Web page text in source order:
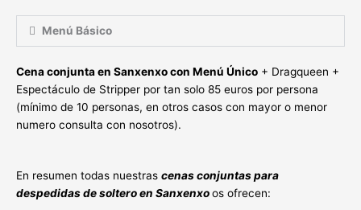
Menú Básico
Cena conjunta en Sanxenxo con Menú Único + Dragqueen +
Espectáculo de Stripper por tan solo 85 euros por persona
(mínimo de 10 personas, en otros casos con mayor o menor
numero consulta con nosotros).
En resumen todas nuestras cenas conjuntas para
despedidas de soltero en Sanxenxoos ofrecen: